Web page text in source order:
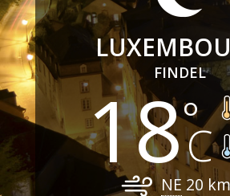
FINDEL
18
NE 20